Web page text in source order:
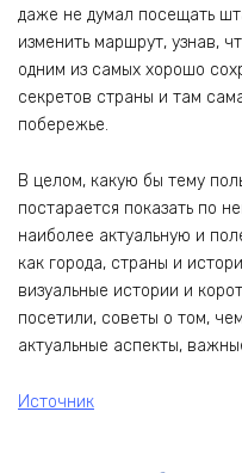
даже не думал посещать
изменить маршрут, узнав,
одним из самых хорошо
секретов страны и там
побережье.
В целом, какую бы тему
постарается показать по
наиболее актуальную и
как города, страны и
визуальные истории и
посетили, советы о том,
актуальные аспекты,
Источник